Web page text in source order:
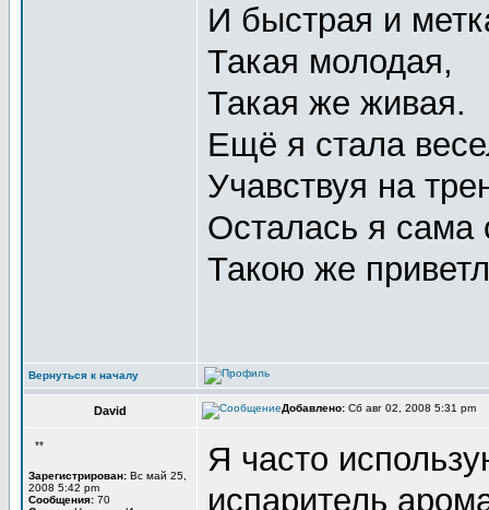
И быстрая и
Такая молодая,
Такая же живая.
Ещё я стала
Учавствуя на
Осталась я сама
Такою же
Вернуться к началу
David Добавлено: Сб авг 02, 2008 5:31 pm
**
Зарегистрирован: Вс май 25,
2008 5:42 pm
Сообщения: 70
Я часто
испаритель